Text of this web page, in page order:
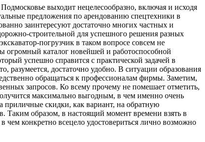
выходит нецелесообразно, включая и исходя
предложения по арендованию спецтехники в
заинтересуют достаточно многих частных и
строительной для успешного решения разных
погрузчик в таком вопросе совсем не
огромный каталог новейшей и работоспособной
успешно справится с практической задачей в
достаточно удобно. В ситуации образования
обращаться к профессионалам фирмы. Заметим,
запросов. Ко всему прочему не помешает отметить,
максимально выгодным, в чем именно очень
приличные скидки, как вариант, на обратную
Таким образом, в настоящий момент времени взять в
конкретно всецело удостовериться лично возможно